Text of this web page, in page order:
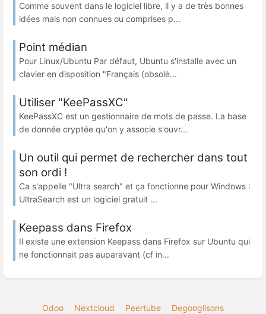
Comme souvent dans le logiciel libre, il y a de très bonnes
idées mais non connues ou comprises p...
Point médian
Pour Linux/Ubuntu Par défaut, Ubuntu s'installe avec un
clavier en disposition "Français (obsolè...
Utiliser "KeePassXC"
KeePassXC est un gestionnaire de mots de passe. La base
de donnée cryptée qu'on y associe s'ouvr...
Un outil qui permet de rechercher dans tout
son ordi !
Ca s'appelle "Ultra search" et ça fonctionne pour Windows :
UltraSearch est un logiciel gratuit ...
Keepass dans Firefox
Il existe une extension Keepass dans Firefox sur Ubuntu qui
ne fonctionnait pas auparavant (cf in...
Odoo Nextcloud Peertube Degooglisons